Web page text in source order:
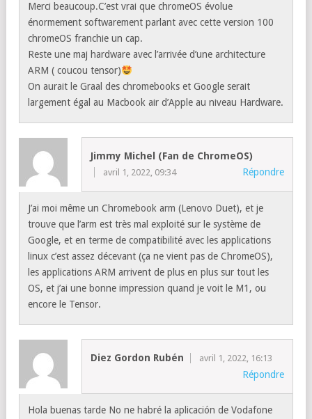
Merci beaucoup.C’est vrai que chromeOS évolue
énormement softwarement parlant avec cette version 100
chromeOS franchie un cap.
Reste une maj hardware avec l’arrivée d’une architecture
ARM ( coucou tensor)
On aurait le Graal des chromebooks et Google serait
largement égal au Macbook air d’Apple au niveau Hardware.
Jimmy Michel (Fan de ChromeOS)
avril 1, 2022, 09:34 Répondre
J’ai moi même un Chromebook arm (Lenovo Duet), et je
trouve que l’arm est très mal exploité sur le système de
Google, et en terme de compatibilité avec les applications
linux c’est assez décevant (ça ne vient pas de ChromeOS),
les applications ARM arrivent de plus en plus sur tout les
OS, et j’ai une bonne impression quand je voit le M1, ou
encore le Tensor.
Diez Gordon Rubén avril 1, 2022, 16:13
Répondre
Hola buenas tarde No ne habré la aplicación de Vodafone